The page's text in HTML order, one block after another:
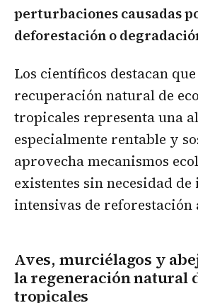
perturbaciones causadas
deforestación o
Los científicos destacan
recuperación natural de
tropicales representa una
especialmente rentable y
aprovecha mecanismos
existentes sin necesidad
intensivas de
Aves, murciélagos y
la regeneración natural
tropicales